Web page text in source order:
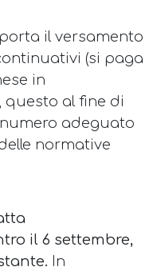
il versamento
(si paga
in
questo al fine di
adeguato
normative
il 6 settembre,
In